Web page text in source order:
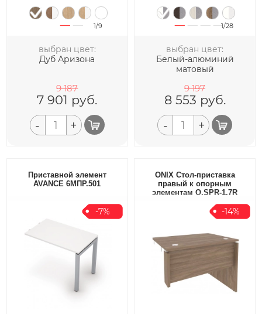
1/9
выбран цвет:
Дуб Аризона
9 187
7 901 руб.
- +
1/28
выбран цвет:
Белый-алюминий
матовый
9 197
8 553 руб.
- +
Приставной элемент
AVANCE 6МПР.501
-7%
ONIX Стол-приставка
правый к опорным
элементам O.SPR-1.7R
-14%